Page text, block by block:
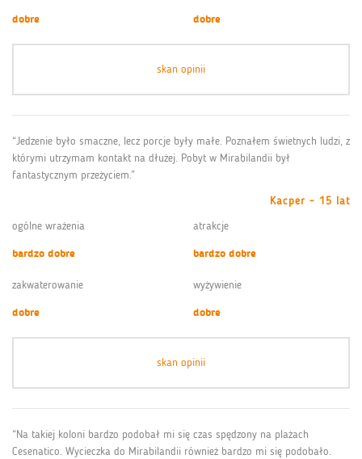
dobre
dobre
skan opinii
“Jedzenie było smaczne, lecz porcje były małe. Poznałem świetnych ludzi, z
którymi utrzymam kontakt na dłużej. Pobyt w Mirabilandii był
fantastycznym przeżyciem.”
Kacper - 15 lat
ogólne wrażenia
bardzo dobre
atrakcje
bardzo dobre
zakwaterowanie
dobre
wyżywienie
dobre
skan opinii
“Na takiej koloni bardzo podobał mi się czas spędzony na plażach
Cesenatico. Wycieczka do Mirabilandii również bardzo mi się podobało.